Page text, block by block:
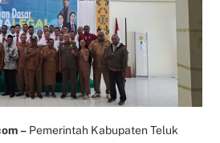
– Pemerintah Kabupaten Teluk